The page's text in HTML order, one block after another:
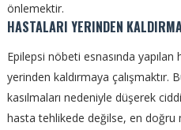
önlemektir.
HASTALARI YERINDEN
Epilepsi nöbeti esnasında
yerinden kaldırmaya çalışmaktır.
kasılmaları nedeniyle düşerek
hasta tehlikede değilse, en doğru